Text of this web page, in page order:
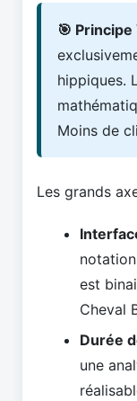
🎯 Principe
hippiques.
Moins de
Les grands
est
Cheval
Durée
une